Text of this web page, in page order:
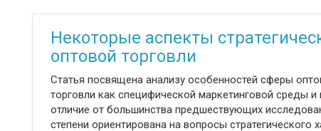
Некоторые аспекты
оптовой торговли
Статья посвящена анализу особенностей сферы
торговли как специфической маркетинговой среды
отличие от большинства предшествующих
степени ориентирована на вопросы стратегического